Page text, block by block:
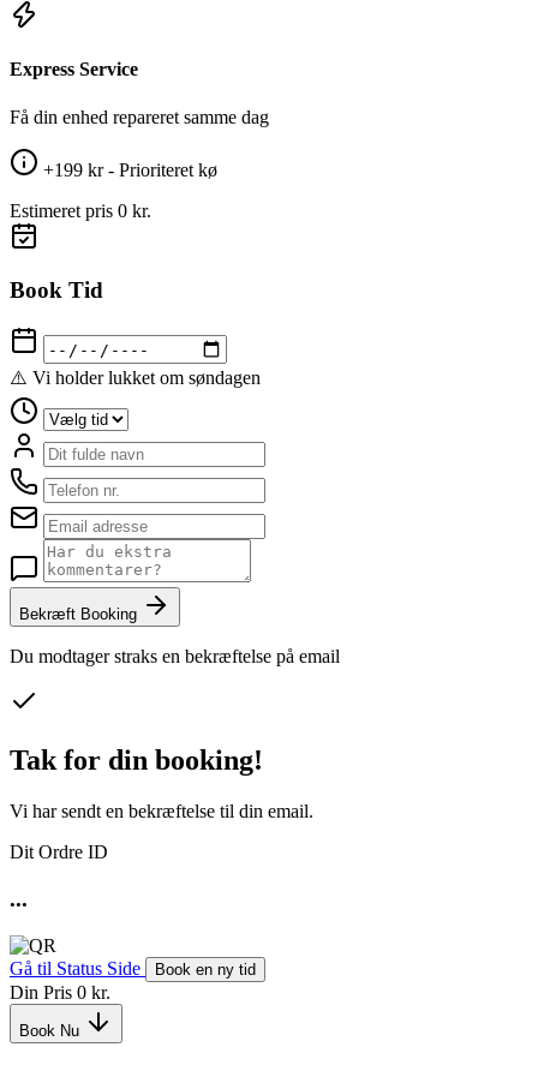
Express Service
Få din enhed repareret samme dag
+199 kr - Prioriteret kø
Estimeret pris 0 kr.
Book Tid
⚠️ Vi holder lukket om søndagen
Bekræft Booking
Du modtager straks en bekræftelse på email
Tak for din booking!
Vi har sendt en bekræftelse til din email.
Dit Ordre ID
...
Gå til Status Side Book en ny tid
Din Pris 0 kr.
Book Nu